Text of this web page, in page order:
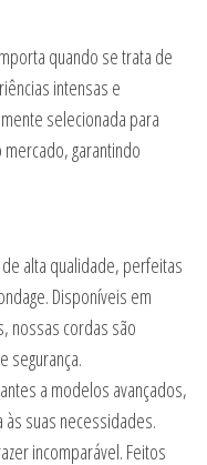
quando se trata de
intensas e
selecionada para
garantindo
alta qualidade, perfeitas
Disponíveis em
nossas cordas são
segurança.
a modelos avançados,
suas necessidades.
incomparável. Feitos